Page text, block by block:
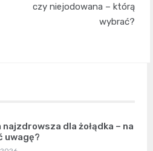
czy niejodowana – którą
wybrać?
najzdrowsza dla żołądka – na
uwagę?